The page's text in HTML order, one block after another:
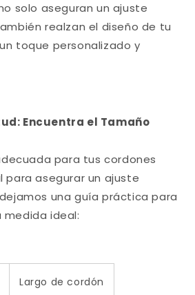
solo aseguran un ajuste
realzan el diseño de tu
toque personalizado y
Encuentra el Tamaño
para tus cordones
para asegurar un ajuste
una guía práctica para
ideal:
Largo de cordón